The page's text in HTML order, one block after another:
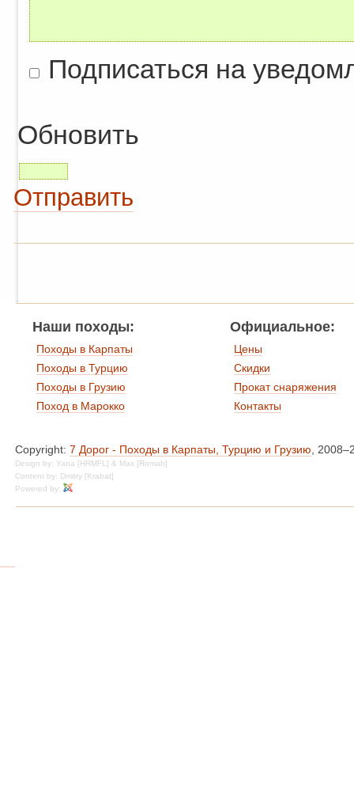
Подписаться на
Обновить
Отправить
Наши походы:
Походы в Карпаты
Походы в Турцию
Походы в Грузию
Поход в Марокко
Официальное:
Цены
Скидки
Прокат снаряжения
Контакты
Copyright: 7 Дорог - Походы в Карпаты, Турцию и Грузию,
Design by: Yana [HRMFL] & Max [Romah]
Content by: Dmitry [Krabat]
Powered by: